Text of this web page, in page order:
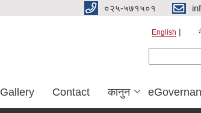
०२५-५७१५०१
English
Gallery Contact कानुन